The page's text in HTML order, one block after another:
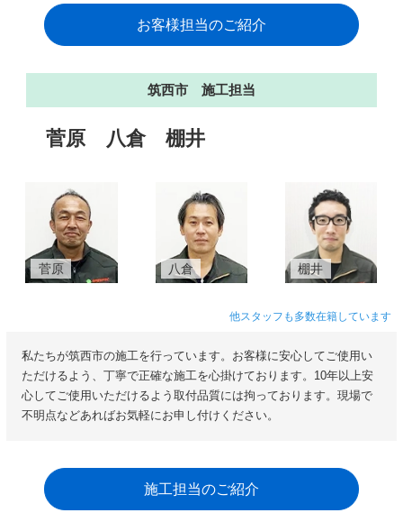
お客様担当のご紹介
筑西市 施工担当
菅原 八倉 棚井
菅原 八倉 棚井
他スタッフも多数在籍しています
私たちが筑西市の施工を行っています。お客様に安心してご使用い
ただけるよう、丁寧で正確な施工を心掛けております。10年以上安
心してご使用いただけるよう取付品質には拘っております。現場で
不明点などあればお気軽にお申し付けください。
施工担当のご紹介